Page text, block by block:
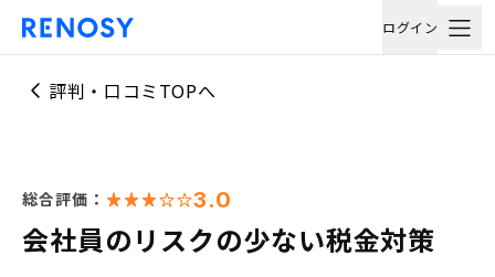
ログイン
評判・口コミTOPへ
総合評価： 3.0
会社員のリスクの少ない税金対策